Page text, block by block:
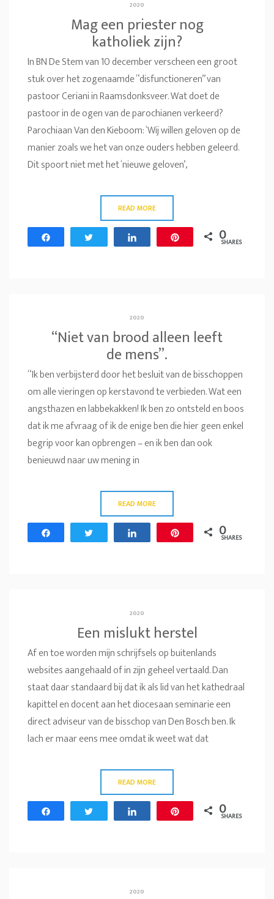
2020
Mag een priester nog
katholiek zijn?
In BN De Stem van 10 december verscheen een groot
stuk over het zogenaamde “disfunctioneren” van
pastoor Ceriani in Raamsdonksveer. Wat doet de
pastoor in de ogen van de parochianen verkeerd?
Parochiaan Van den Kieboom: ‘Wij willen geloven op de
manier zoals we het van onze ouders hebben geleerd.
Dit spoort niet met het ‘nieuwe geloven’,
READ MORE
0
SHARES
2020
“Niet van brood alleen leeft
de mens”.
“Ik ben verbijsterd door het besluit van de bisschoppen
om alle vieringen op kerstavond te verbieden. Wat een
angsthazen en labbekakken! Ik ben zo ontsteld en boos
dat ik me afvraag of ik de enige ben die hier geen enkel
begrip voor kan opbrengen – en ik ben dan ook
benieuwd naar uw mening in
READ MORE
0
SHARES
2020
Een mislukt herstel
Af en toe worden mijn schrijfsels op buitenlands
websites aangehaald of in zijn geheel vertaald. Dan
staat daar standaard bij dat ik als lid van het kathedraal
kapittel en docent aan het diocesaan seminarie een
direct adviseur van de bisschop van Den Bosch ben. Ik
lach er maar eens mee omdat ik weet wat dat
READ MORE
0
SHARES
2020